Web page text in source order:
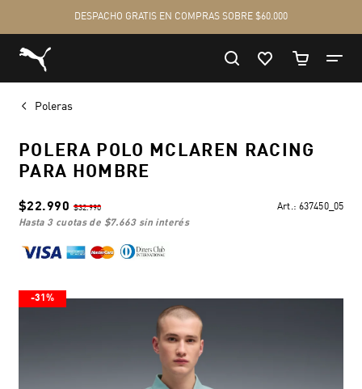
Poleras
POLERA POLO MCLAREN RACING
PARA HOMBRE
$22.990 $32.990 Art.: 637450_05
hasta 3 cuotas de $7.663sin interés
-31%